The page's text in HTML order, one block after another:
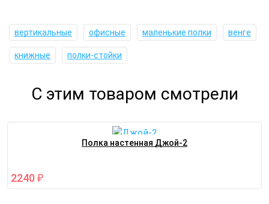
вертикальные офисные маленькие полки венге
книжные полки-стойки
С этим товаром смотрели
Полка настенная Джой-2
2240 ₽